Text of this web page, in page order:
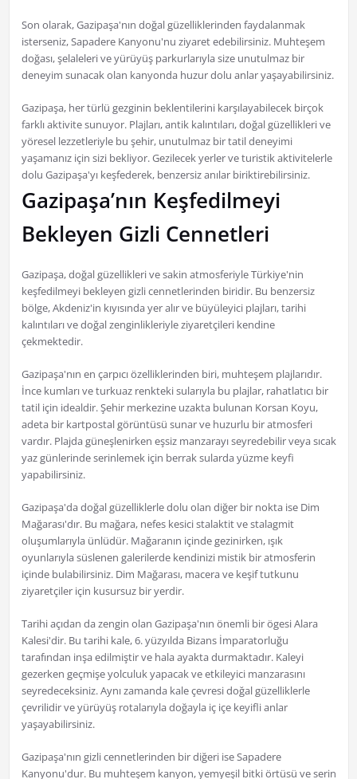
Son olarak, Gazipaşa'nın doğal güzelliklerinden faydalanmak
isterseniz, Sapadere Kanyonu'nu ziyaret edebilirsiniz. Muhteşem
doğası, şelaleleri ve yürüyüş parkurlarıyla size unutulmaz bir
deneyim sunacak olan kanyonda huzur dolu anlar yaşayabilirsiniz.
Gazipaşa, her türlü gezginin beklentilerini karşılayabilecek birçok
farklı aktivite sunuyor. Plajları, antik kalıntıları, doğal güzellikleri ve
yöresel lezzetleriyle bu şehir, unutulmaz bir tatil deneyimi
yaşamanız için sizi bekliyor. Gezilecek yerler ve turistik aktivitelerle
dolu Gazipaşa'yı keşfederek, benzersiz anılar biriktirebilirsiniz.
Gazipaşa’nın Keşfedilmeyi
Bekleyen Gizli Cennetleri
Gazipaşa, doğal güzellikleri ve sakin atmosferiyle Türkiye'nin
keşfedilmeyi bekleyen gizli cennetlerinden biridir. Bu benzersiz
bölge, Akdeniz'in kıyısında yer alır ve büyüleyici plajları, tarihi
kalıntıları ve doğal zenginlikleriyle ziyaretçileri kendine
çekmektedir.
Gazipaşa'nın en çarpıcı özelliklerinden biri, muhteşem plajlarıdır.
İnce kumları ve turkuaz renkteki sularıyla bu plajlar, rahatlatıcı bir
tatil için idealdir. Şehir merkezine uzakta bulunan Korsan Koyu,
adeta bir kartpostal görüntüsü sunar ve huzurlu bir atmosferi
vardır. Plajda güneşlenirken eşsiz manzarayı seyredebilir veya sıcak
yaz günlerinde serinlemek için berrak sularda yüzme keyfi
yapabilirsiniz.
Gazipaşa'da doğal güzelliklerle dolu olan diğer bir nokta ise Dim
Mağarası'dır. Bu mağara, nefes kesici stalaktit ve stalagmit
oluşumlarıyla ünlüdür. Mağaranın içinde gezinirken, ışık
oyunlarıyla süslenen galerilerde kendinizi mistik bir atmosferin
içinde bulabilirsiniz. Dim Mağarası, macera ve keşif tutkunu
ziyaretçiler için kusursuz bir yerdir.
Tarihi açıdan da zengin olan Gazipaşa'nın önemli bir ögesi Alara
Kalesi'dir. Bu tarihi kale, 6. yüzyılda Bizans İmparatorluğu
tarafından inşa edilmiştir ve hala ayakta durmaktadır. Kaleyi
gezerken geçmişe yolculuk yapacak ve etkileyici manzarasını
seyredeceksiniz. Aynı zamanda kale çevresi doğal güzelliklerle
çevrilidir ve yürüyüş rotalarıyla doğayla iç içe keyifli anlar
yaşayabilirsiniz.
Gazipaşa'nın gizli cennetlerinden bir diğeri ise Sapadere
Kanyonu'dur. Bu muhteşem kanyon, yemyeşil bitki örtüsü ve serin